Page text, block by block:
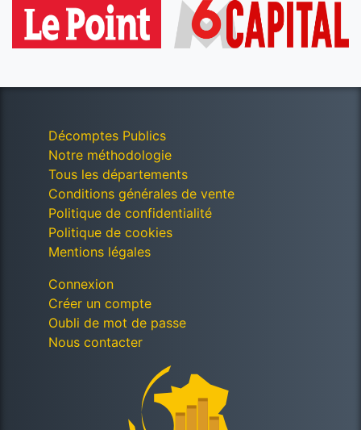
Décomptes Publics
Notre méthodologie
Tous les départements
Conditions générales de vente
Politique de confidentialité
Politique de cookies
Mentions légales
Connexion
Créer un compte
Oubli de mot de passe
Nous contacter